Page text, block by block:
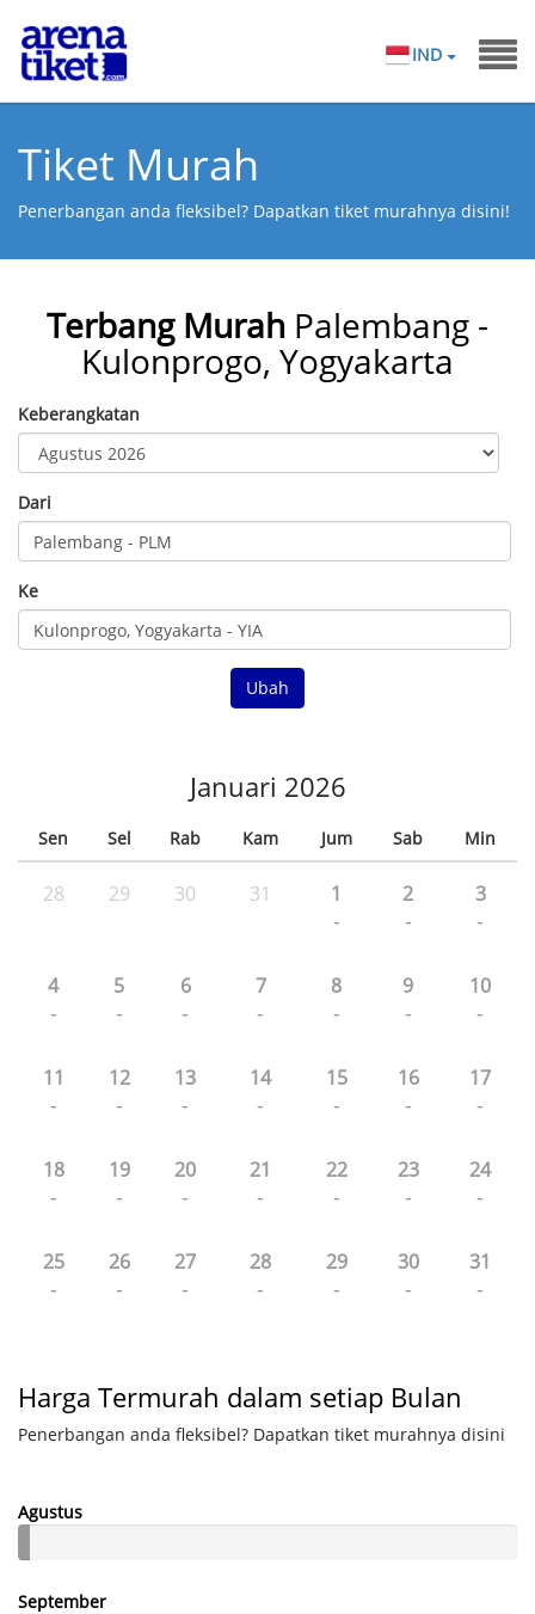
IND
Tiket Murah
Penerbangan anda fleksibel? Dapatkan tiket murahnya disini!
Terbang Murah Palembang -
Kulonprogo, Yogyakarta
Keberangkatan
Dari
Ke
Ubah
Januari 2026
Sen Sel Rab Kam Jum Sab Min
28 29 30 31 1
-
2
-
3
-
4
-
5
-
6
-
7
-
8
-
9
-
10
-
11
-
12
-
13
-
14
-
15
-
16
-
17
-
18
-
19
-
20
-
21
-
22
-
23
-
24
-
25
-
26
-
27
-
28
-
29
-
30
-
31
-
Harga Termurah dalam setiap Bulan
Penerbangan anda fleksibel? Dapatkan tiket murahnya disini
Agustus
September